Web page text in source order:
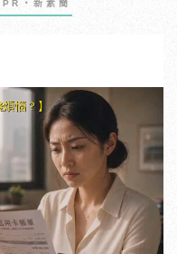
PR・新素簡